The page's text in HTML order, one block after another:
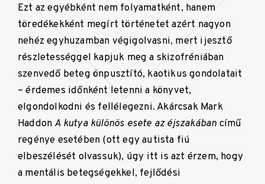
Ezt az egyébként nem folyamatként, hanem
töredékekként megírt történetet azért nagyon
nehéz egyhuzamban végigolvasni, mert ijesztő
részletességgel kapjuk meg a skizofréniában
szenvedő beteg önpusztító, kaotikus gondolatait
– érdemes időnként letenni a könyvet,
elgondolkodni és fellélegezni. Akárcsak Mark
Haddon A kutya különös esete az éjszakában című
regénye esetében (ott egy autista fiú
elbeszélését olvassuk), úgy itt is azt érzem, hogy
a mentális betegségekkel, fejlődési